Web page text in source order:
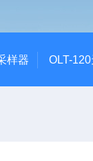
样器 OLT-